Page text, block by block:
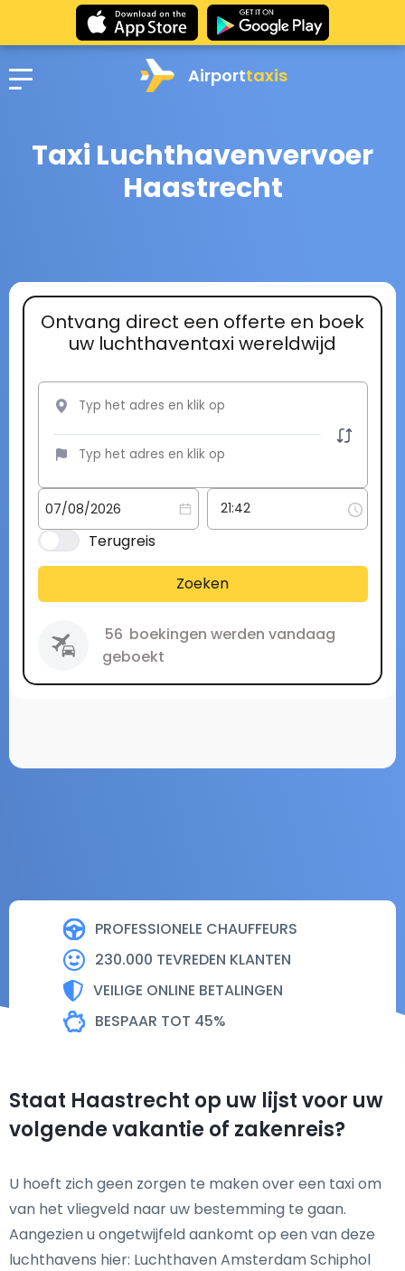
Airporttaxis
Taxi Luchthavenvervoer
Haastrecht
PROFESSIONELE CHAUFFEURS
230.000 TEVREDEN KLANTEN
VEILIGE ONLINE BETALINGEN
BESPAAR TOT 45%
Ontvang direct een offerte en boek
uw luchthaventaxi wereldwijd
Terugreis
Zoeken
56 boekingen werden vandaag
geboekt
Staat Haastrecht op uw lijst voor uw
volgende vakantie of zakenreis?
U hoeft zich geen zorgen te maken over een taxi om
van het vliegveld naar uw bestemming te gaan.
Aangezien u ongetwijfeld aankomt op een van deze
luchthavens hier: Luchthaven Amsterdam Schiphol